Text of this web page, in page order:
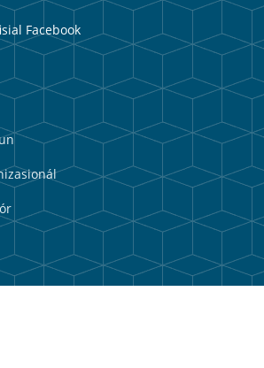
Facebook